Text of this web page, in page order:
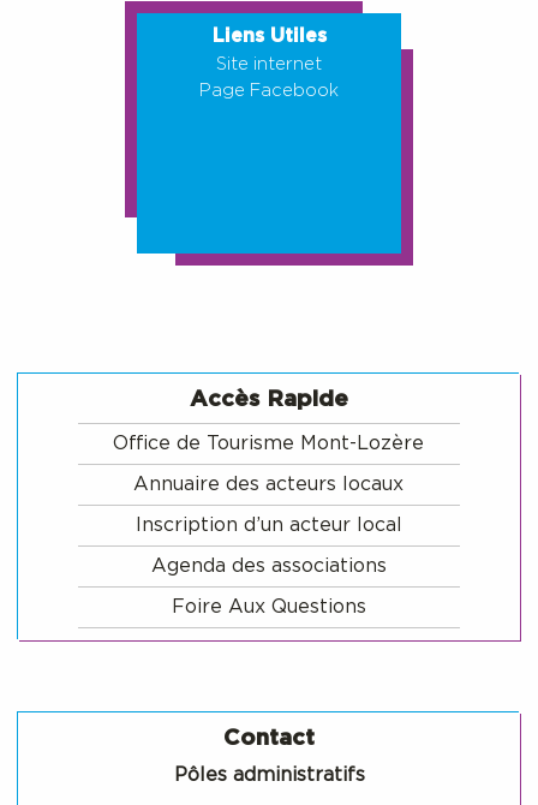
Liens Utiles
Site internet
Page Facebook
Accès Rapide
Office de Tourisme Mont-Lozère
Annuaire des acteurs locaux
Inscription d’un acteur local
Agenda des associations
Foire Aux Questions
Contact
Pôles administratifs